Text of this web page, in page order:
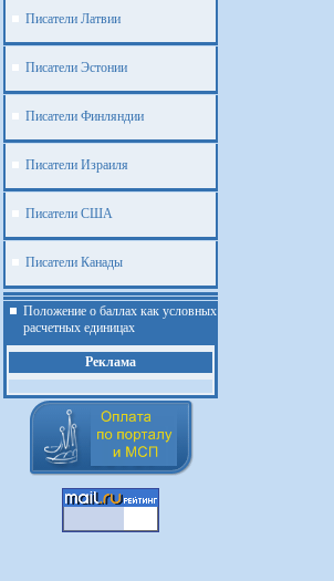
Писатели Латвии
Писатели Эстонии
Писатели Финляндии
Писатели Израиля
Писатели США
Писатели Канады
Положение о баллах как условных
расчетных единицах
Реклама